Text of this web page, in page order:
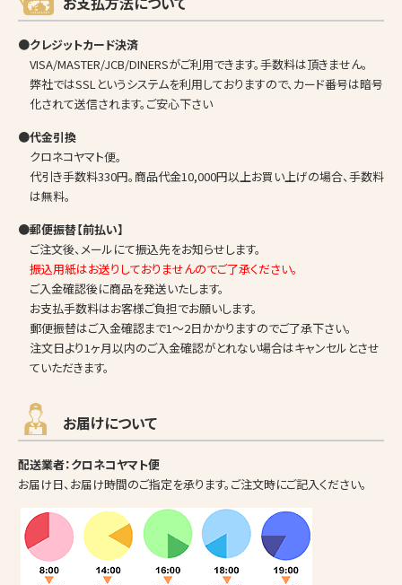
●クレジットカード決済
VISA/MASTER/JCB/DINERSがご利用できます。手数料は頂きません。
弊社ではSSLというシステムを利用しておりますので、カード番号は暗号
化されて送信されます。ご安心下さい
●代金引換
クロネコヤマト便。
代引き手数料330円。商品代金10,000円以上お買い上げの場合、手数料
は無料。
●郵便振替【前払い】
ご注文後、メールにて振込先をお知らせします。
振込用紙はお送りしておりませんのでご了承ください。
ご入金確認後に商品を発送いたします。
お支払手数料はお客様ご負担でお願いします。
郵便振替はご入金確認まで1～2日かかりますのでご了承下さい。
注文日より1ヶ月以内のご入金確認がとれない場合はキャンセルとさせ
ていただきます。
お届けについて
配送業者：クロネコヤマト便
お届け日、お届け時間のご指定を承ります。ご注文時にご記入ください。